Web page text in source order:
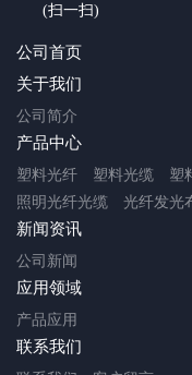
(扫一扫)
公司首页
关于我们
公司简介
产品中心
塑料光纤 塑料光缆 塑
照明光纤光缆
光纤发光
新闻资讯
公司新闻
应用领域
产品应用
联系我们